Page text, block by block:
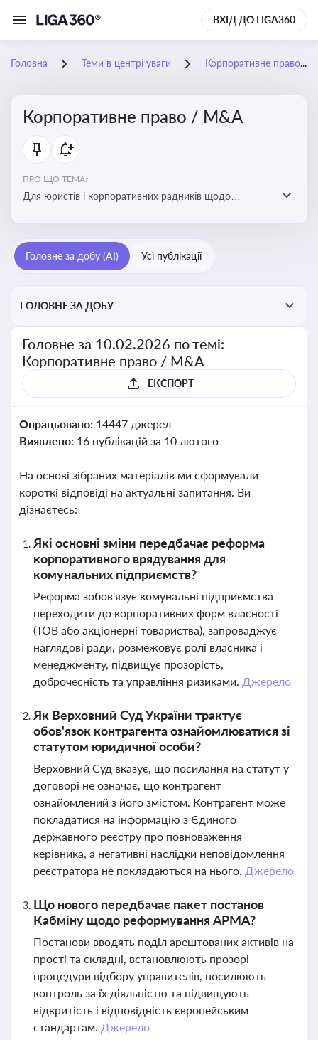
ВХІД ДО LIGA360
Головна Теми в центрі уваги Корпоративне право / M&A
Корпоративне право / M&A
ПРО ЩО ТЕМА:
Для юристів і корпоративних радників щодо
обов’язків мажоритарних і міноритарних акціонерів,
впливу змін у правовому полі на корпоративне
Головне за добу (AI) Усі публікації
ГОЛОВНЕ ЗА ДОБУ
Головне за 10.02.2026 по темі:
Корпоративне право / M&A
ЕКСПОРТ
Опрацьовано: 14447 джерел
Виявлено: 16 публікацій за 10 лютого
На основі зібраних матеріалів ми сформували
короткі відповіді на актуальні запитання. Ви
дізнаєтесь:
Які основні зміни передбачає реформа
корпоративного врядування для
комунальних підприємств?
Реформа зобов'язує комунальні підприємства
переходити до корпоративних форм власності
(ТОВ або акціонерні товариства), запроваджує
наглядові ради, розмежовує ролі власника і
менеджменту, підвищує прозорість,
доброчесність та управління ризиками. Джерело
Як Верховний Суд України трактує
обов'язок контрагента ознайомлюватися зі
статутом юридичної особи?
Верховний Суд вказує, що посилання на статут у
договорі не означає, що контрагент
ознайомлений з його змістом. Контрагент може
покладатися на інформацію з Єдиного
державного реєстру про повноваження
керівника, а негативні наслідки неповідомлення
реєстратора не покладаються на нього. Джерело
Що нового передбачає пакет постанов
Кабміну щодо реформування АРМА?
Постанови вводять поділ арештованих активів на
прості та складні, встановлюють прозорі
процедури відбору управителів, посилюють
контроль за їх діяльністю та підвищують
відкритість і відповідність європейським
стандартам. Джерело